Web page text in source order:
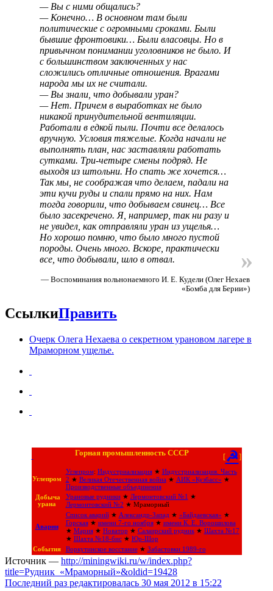
— Вы с ними общались?
— Конечно… В основном там были
политические с огромными сроками. Были
бывшие фронтовики… Были власовцы. Но в
привычном понимании уголовников не было. И
с большинством заключенных у нас
сложились отличные отношения. Врагами
народа мы их не считали.
— Вы знали, что добывали уран?
— Нет. Причем в выработках не было
никакой принудительной вентиляции.
Работали в едкой пыли. Почти все делалось
вручную. Условия тяжелые. Когда начали не
выполнять план, нас заставляли работать
сутками. Три-четыре смены подряд. Не
выходя из штольни. Но спать же хочется…
Так мы, не соображая что делаем, падали на
эти кучи руды и спали прямо на них. Нам
тогда говорили, что добываем свинец… Все
было засекречено. Я, например, так ни разу и
не увидел, как отправляли уран из ущелья…
Но хорошо помню, что было много пустой
породы. Очень много. Вскоре, практически
все, что добывали, шло в отвал.
»
— Воспоминания вольнонаемного И. Е. Кудели (Олег Нехаев
«Бомба для Берии»)
СсылкиПравить
Очерк Олега Нехаева о секретном урановом лагере в
Мраморном ущелье.
[☭]
Горная промышленность СССР
Углепром
Углепром: Индустриализация★ Индустриализация. Часть
2 ★ Великая Отечественная война★ АИК «Кузбасс» ★
Производственные объединения
Добыча
урана
Урановые рудники★ Лермонтовский №1 ★
Лермонтовский №2 ★ Мраморный
Аварии
Список аварий★ Александр-Запад★ «Байдаевская» ★
Горская★ имени 7-го ноября★ имени К. Е. Ворошилова
★ Мария★ Новатор ★ Салаирский рудник★ Шахта №17
★ Шахта №18-бис★ Юр-Шор
События
Воркутинское восстание★ Забастовки 1989-го
Источник — http://miningwiki.ru/w/index.php?
title=Рудник_«Мраморный»&oldid=19428
Последний раз редактировалась 30 мая 2012 в 15:22